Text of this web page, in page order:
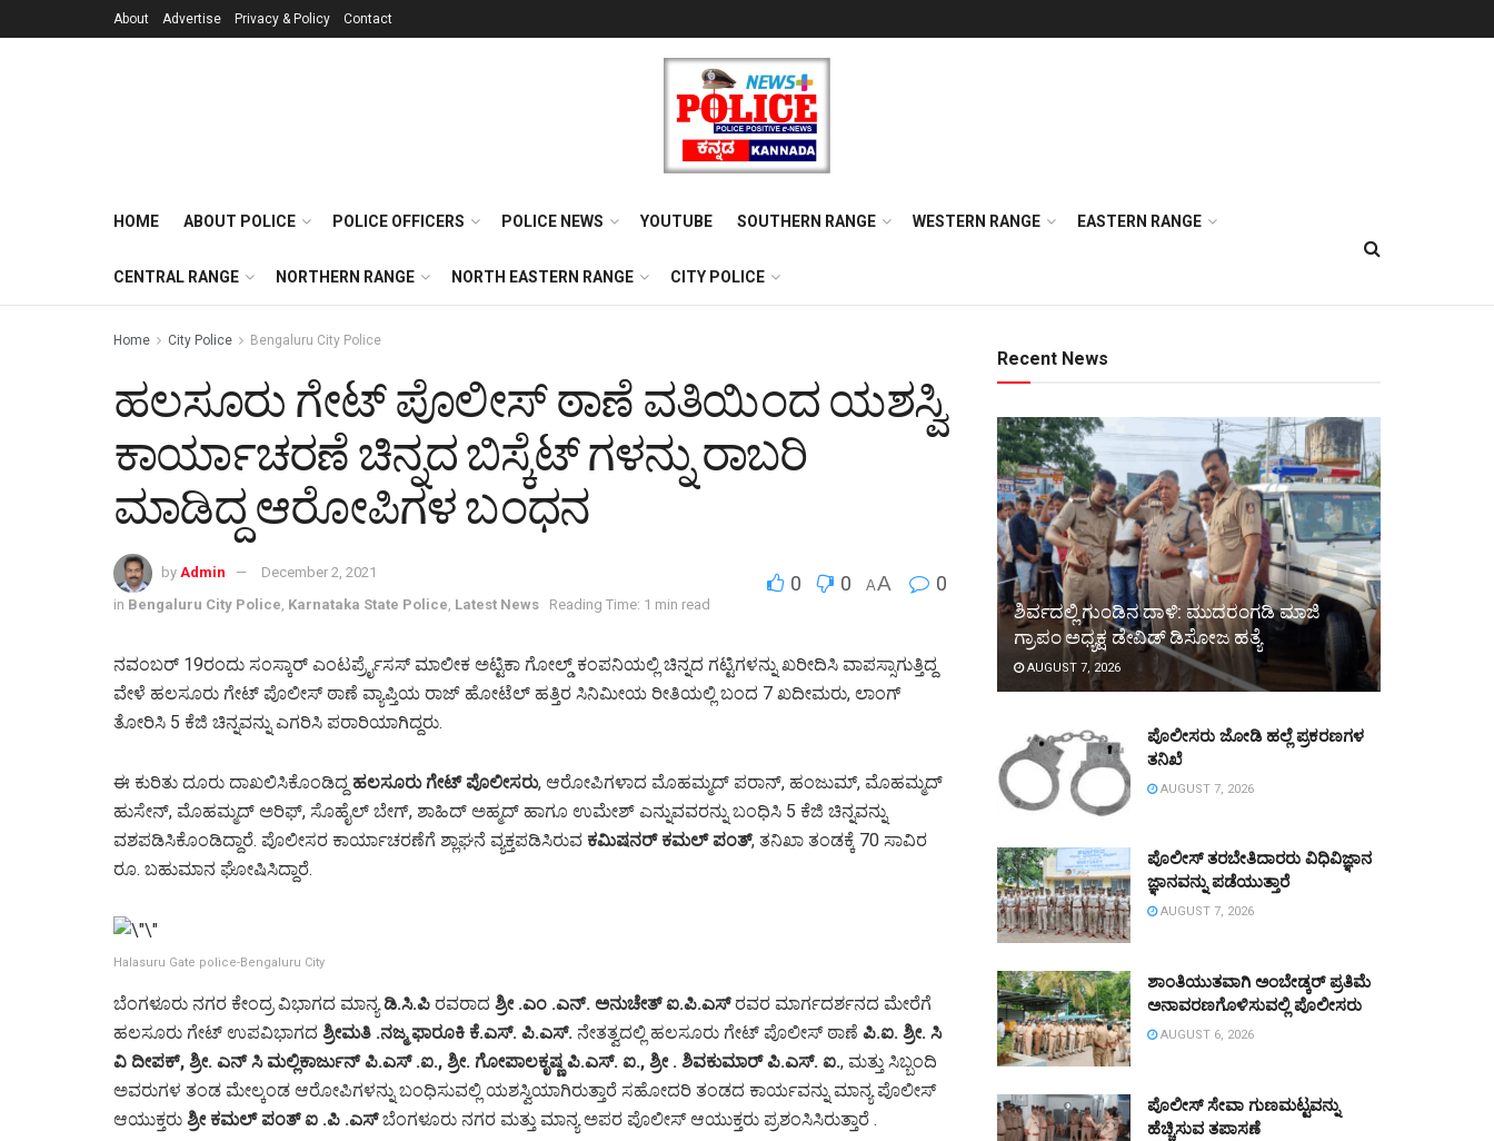
About Advertise Privacy & Policy Contact
HOME ABOUT POLICE POLICE OFFICERS POLICE NEWS YOUTUBE SOUTHERN RANGE WESTERN RANGE EASTERN RANGE
CENTRAL RANGE NORTHERN RANGE NORTH EASTERN RANGE CITY POLICE
Home City Police Bengaluru City Police
ಹಲಸೂರು ಗೇಟ್ ಪೊಲೀಸ್ ಠಾಣೆ ವತಿಯಿಂದ ಯಶಸ್ವಿ
ಕಾರ್ಯಾಚರಣೆ ಚಿನ್ನದ ಬಿಸ್ಕೆಟ್ ಗಳನ್ನು ರಾಬರಿ
ಮಾಡಿದ್ದ ಆರೋಪಿಗಳ ಬಂಧನ
by Admin
December 2, 2021
in Bengaluru City Police Karnataka State Police Latest News Reading Time: 1 min read
0 0 AA 0
ನವಂಬರ್ 19ರಂದು ಸಂಸ್ಕಾರ್ ಎಂಟರ್ಪ್ರೈಸಸ್ ಮಾಲೀಕ ಅಟ್ಟಿಕಾ ಗೋಲ್ಡ್ ಕಂಪನಿಯಲ್ಲಿ ಚಿನ್ನದ ಗಟ್ಟಿಗಳನ್ನು ಖರೀದಿಸಿ ವಾಪಸ್ಸಾಗುತ್ತಿದ್ದ
ವೇಳೆ ಹಲಸೂರು ಗೇಟ್ ಪೊಲೀಸ್ ಠಾಣೆ ವ್ಯಾಪ್ತಿಯ ರಾಜ್ ಹೋಟೆಲ್ ಹತ್ತಿರ ಸಿನಿಮೀಯ ರೀತಿಯಲ್ಲಿ ಬಂದ 7 ಖದೀಮರು, ಲಾಂಗ್
ತೋರಿಸಿ 5 ಕೆಜಿ ಚಿನ್ನವನ್ನು ಎಗರಿಸಿ ಪರಾರಿಯಾಗಿದ್ದರು.
ಈ ಕುರಿತು ದೂರು ದಾಖಲಿಸಿಕೊಂಡಿದ್ದ ಹಲಸೂರು ಗೇಟ್ ಪೊಲೀಸರು, ಆರೋಪಿಗಳಾದ ಮೊಹಮ್ಮದ್ ಪರಾನ್, ಹಂಜುಮ್, ಮೊಹಮ್ಮದ್
ಹುಸೇನ್, ಮೊಹಮ್ಮದ್ ಅರಿಫ್, ಸೊಹೈಲ್ ಬೇಗ್, ಶಾಹಿದ್ ಅಹ್ಮದ್ ಹಾಗೂ ಉಮೇಶ್ ಎನ್ನುವವರನ್ನು ಬಂಧಿಸಿ 5 ಕೆಜಿ ಚಿನ್ನವನ್ನು
ವಶಪಡಿಸಿಕೊಂಡಿದ್ದಾರೆ. ಪೊಲೀಸರ ಕಾರ್ಯಾಚರಣೆಗೆ ಶ್ಲಾಘನೆ ವ್ಯಕ್ತಪಡಿಸಿರುವ ಕಮಿಷನರ್ ಕಮಲ್ ಪಂತ್, ತನಿಖಾ ತಂಡಕ್ಕೆ 70 ಸಾವಿರ
ರೂ. ಬಹುಮಾನ ಘೋಷಿಸಿದ್ದಾರೆ.
Halasuru Gate police-Bengaluru City
ಬೆಂಗಳೂರು ನಗರ ಕೇಂದ್ರ ವಿಭಾಗದ ಮಾನ್ಯಡಿ.ಸಿ.ಪಿ ರವರಾದ ಶ್ರೀ .ಎಂ .ಎನ್. ಅನುಚೇತ್ ಐ.ಪಿ.ಎಸ್ರವರ ಮಾರ್ಗದರ್ಶನದ ಮೇರೆಗೆ
ಹಲಸೂರು ಗೇಟ್ ಉಪವಿಭಾಗದ ಶ್ರೀಮತಿ .ನಜ್ಮ ಫಾರೂಕಿ ಕೆ.ಎಸ್. ಪಿ.ಎಸ್. ನೇತತ್ವದಲ್ಲಿ ಹಲಸೂರು ಗೇಟ್ ಪೊಲೀಸ್ ಠಾಣೆ ಪಿ.ಐ. ಶ್ರೀ. ಸಿ
ವಿ ದೀಪಕ್, ಶ್ರೀ. ಎನ್ ಸಿ ಮಲ್ಲಿಕಾರ್ಜುನ್ ಪಿ.ಎಸ್ .ಐ., ಶ್ರೀ. ಗೋಪಾಲಕೃಷ್ಣ ಪಿ.ಎಸ್. ಐ., ಶ್ರೀ . ಶಿವಕುಮಾರ್ ಪಿ.ಎಸ್. ಐ., ಮತ್ತು ಸಿಬ್ಬಂದಿ
ಅವರುಗಳ ತಂಡ ಮೇಲ್ಕಂಡ ಆರೋಪಿಗಳನ್ನು ಬಂಧಿಸುವಲ್ಲಿ ಯಶಸ್ವಿಯಾಗಿರುತ್ತಾರೆ ಸಹೋದರಿ ತಂಡದ ಕಾರ್ಯವನ್ನು ಮಾನ್ಯ ಪೊಲೀಸ್
ಆಯುಕ್ತರು ಶ್ರೀ ಕಮಲ್ ಪಂತ್ ಐ .ಪಿ .ಎಸ್ ಬೆಂಗಳೂರು ನಗರ ಮತ್ತು ಮಾನ್ಯ ಅಪರ ಪೊಲೀಸ್ ಆಯುಕ್ತರು ಪ್ರಶಂಸಿಸಿರುತ್ತಾರೆ .
Recent News
ಶಿರ್ವದಲ್ಲಿ ಗುಂಡಿನ ದಾಳಿ: ಮುದರಂಗಡಿ ಮಾಜಿ
ಗ್ರಾಪಂ ಅಧ್ಯಕ್ಷ ಡೇವಿಡ್ ಡಿಸೋಜ ಹತ್ಯೆ
AUGUST 7, 2026
ಪೊಲೀಸರು ಜೋಡಿ ಹಲ್ಲೆ ಪ್ರಕರಣಗಳ
ತನಿಖೆ
AUGUST 7, 2026
ಪೊಲೀಸ್ ತರಬೇತಿದಾರರು ವಿಧಿವಿಜ್ಞಾನ
ಜ್ಞಾನವನ್ನು ಪಡೆಯುತ್ತಾರೆ
AUGUST 7, 2026
ಶಾಂತಿಯುತವಾಗಿ ಅಂಬೇಡ್ಕರ್ ಪ್ರತಿಮೆ
ಅನಾವರಣಗೊಳಿಸುವಲ್ಲಿ ಪೊಲೀಸರು
AUGUST 6, 2026
ಪೊಲೀಸ್ ಸೇವಾ ಗುಣಮಟ್ಟವನ್ನು
ಹೆಚ್ಚಿಸುವ ತಪಾಸಣೆ